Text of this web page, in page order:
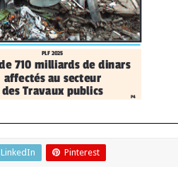
LinkedIn Pinterest